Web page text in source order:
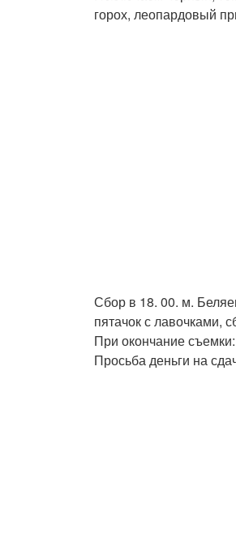
горох, леопардовый
Сбор в 18. 00. м.
пятачок с лавочками,
При окончание
Просьба деньги на